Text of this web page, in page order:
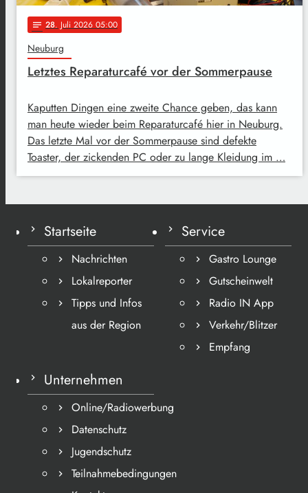
notes 28. Juli 2026 05:00
Neuburg
Letztes Reparaturcafé vor der Sommerpause
Kaputten Dingen eine zweite Chance geben, das kann
man heute wieder beim Reparaturcafé hier in Neuburg.
Das letzte Mal vor der Sommerpause sind defekte
Toaster, der zickenden PC oder zu lange Kleidung im …
Startseite
Nachrichten
Lokalreporter
Tipps und Infos
aus der Region
Service
Gastro Lounge
Gutscheinwelt
Radio IN App
Verkehr/Blitzer
Empfang
Unternehmen
Online/Radiowerbung
Datenschutz
Jugendschutz
Teilnahmebedingungen